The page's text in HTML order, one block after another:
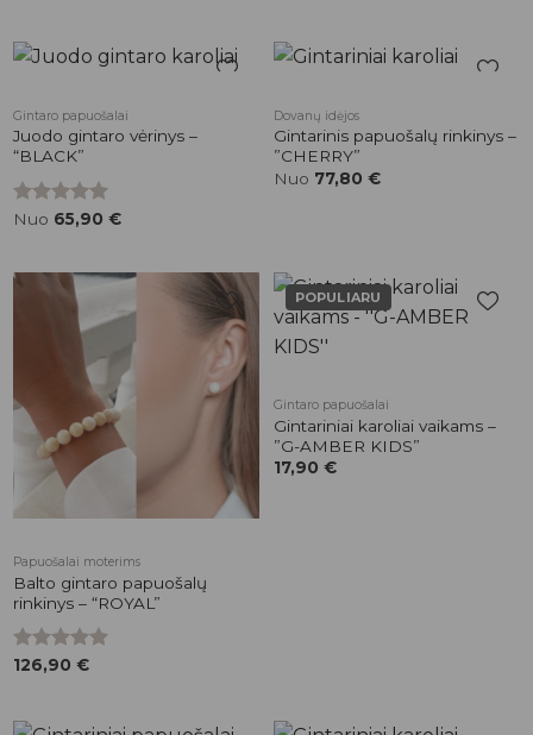
patikusios
Gintaro papuošalai
Juodo gintaro vėrinys –
“BLACK”
Įvertinimas:
Nuo 65,90 €
patikusios
prekės
Dovanų idėjos
Gintarinis papuošalų rinkinys –
”CHERRY”
Nuo 77,80 €
Pridėti į
patikusios
prekės
Papuošalai moterims
Balto gintaro papuošalų
rinkinys – “ROYAL”
Įvertinimas:
126,90 €
POPULIARU
Gintaro papuošalai
Gintariniai karoliai vaikams –
”G-AMBER KIDS”
17,90 €